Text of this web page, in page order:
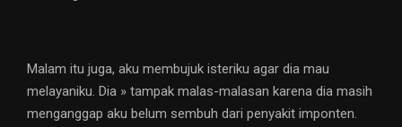
Malam itu juga, aku membujuk isteriku agar dia mau
melayaniku. Dia » tampak malas-malasan karena dia masih
menganggap aku belum sembuh dari penyakit imponten.